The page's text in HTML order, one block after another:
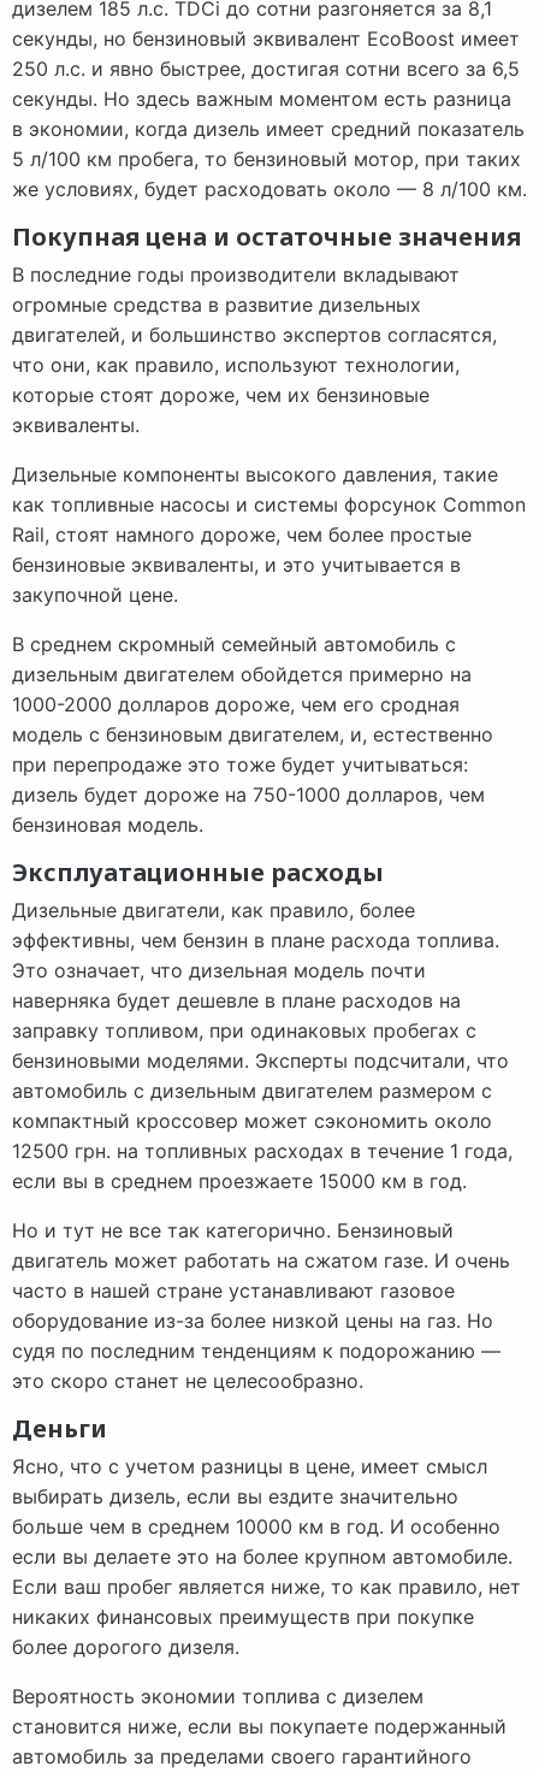
дизелем 185 л.с. TDCi до сотни разгоняется за 8,1
секунды, но бензиновый эквивалент EcoBoost имеет
250 л.с. и явно быстрее, достигая сотни всего за 6,5
секунды. Но здесь важным моментом есть разница
в экономии, когда дизель имеет средний показатель
5 л/100 км пробега, то бензиновый мотор, при таких
же условиях, будет расходовать около — 8 л/100 км.
Покупная цена и остаточные значения
В последние годы производители вкладывают
огромные средства в развитие дизельных
двигателей, и большинство экспертов согласятся,
что они, как правило, используют технологии,
которые стоят дороже, чем их бензиновые
эквиваленты.
Дизельные компоненты высокого давления, такие
как топливные насосы и системы форсунок Common
Rail, стоят намного дороже, чем более простые
бензиновые эквиваленты, и это учитывается в
закупочной цене.
В среднем скромный семейный автомобиль с
дизельным двигателем обойдется примерно на
1000-2000 долларов дороже, чем его сродная
модель с бензиновым двигателем, и, естественно
при перепродаже это тоже будет учитываться:
дизель будет дороже на 750-1000 долларов, чем
бензиновая модель.
Эксплуатационные расходы
Дизельные двигатели, как правило, более
эффективны, чем бензин в плане расхода топлива.
Это означает, что дизельная модель почти
наверняка будет дешевле в плане расходов на
заправку топливом, при одинаковых пробегах с
бензиновыми моделями. Эксперты подсчитали, что
автомобиль с дизельным двигателем размером с
компактный кроссовер может сэкономить около
12500 грн. на топливных расходах в течение 1 года,
если вы в среднем проезжаете 15000 км в год.
Но и тут не все так категорично. Бензиновый
двигатель может работать на сжатом газе. И очень
часто в нашей стране устанавливают газовое
оборудование из-за более низкой цены на газ. Но
судя по последним тенденциям к подорожанию —
это скоро станет не целесообразно.
Деньги
Ясно, что с учетом разницы в цене, имеет смысл
выбирать дизель, если вы ездите значительно
больше чем в среднем 10000 км в год. И особенно
если вы делаете это на более крупном автомобиле.
Если ваш пробег является ниже, то как правило, нет
никаких финансовых преимуществ при покупке
более дорогого дизеля.
Вероятность экономии топлива с дизелем
становится ниже, если вы покупаете подержанный
автомобиль за пределами своего гарантийного